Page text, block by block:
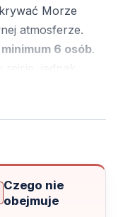
Morze
atmosferze.
minimum 6 osób.
jednak
w Side lub na
wyjątkowych
Czego nie
obejmuje